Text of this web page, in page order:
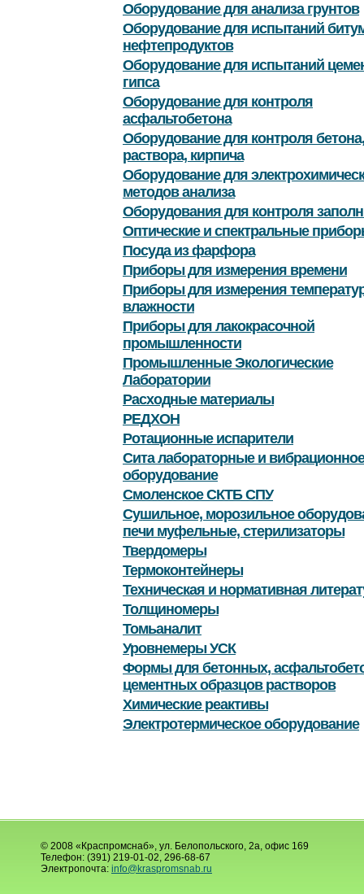
Оборудование для анализа грунтов
Оборудование для испытаний
нефтепродуктов
Оборудование для испытаний
гипса
Оборудование для контроля
асфальтобетона
Оборудование для контроля бетона,
раствора, кирпича
Оборудование для
методов анализа
Оборудования для контроля
Оптические и спектральные
Посуда из фарфора
Приборы для измерения времени
Приборы для измерения
влажности
Приборы для лакокрасочной
промышленности
Промышленные Экологические
Лаборатории
Расходные материалы
РЕДХОН
Ротационные испарители
Сита лабораторные и вибрационное
оборудование
Смоленское СКТБ СПУ
Сушильное, морозильное
печи муфельные, стерилизаторы
Твердомеры
Термоконтейнеры
Техническая и нормативная
Толщиномеры
Томьаналит
Уровнемеры УСК
Формы для бетонных,
цементных образцов растворов
Химические реактивы
Электротермическое оборудование
© 2008 «Краспромснаб», ул. Белопольского, 2а, офис 169
Телефон: (391) 219-01-02, 296-68-67
Электропочта: info@kraspromsnab.ru